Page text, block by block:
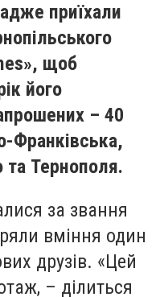
приїхали
щоб
його
– 40
Франківська,
Тернополя.
за звання
вміння один
друзів. «Цей
– ділиться